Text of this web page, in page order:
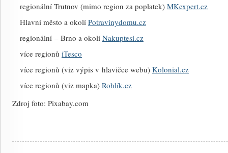
regionální Trutnov (mimo region za poplatek) MKexpert.cz
Hlavní město a okolíPotravinydomu.cz
regionální – Brno a okolíNakuptesi.cz
více regionů iTesco
více regionů (viz výpis v hlavičce webu) Kolonial.cz
více regionů (viz mapka) Rohlík.cz
Zdroj foto: Pixabay.com